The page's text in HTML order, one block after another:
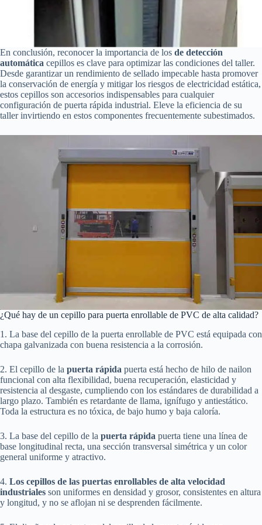
En conclusión, reconocer la importancia de los de detección
automática cepillos es clave para optimizar las condiciones del taller.
Desde garantizar un rendimiento de sellado impecable hasta promover
la conservación de energía y mitigar los riesgos de electricidad estática,
estos cepillos son accesorios indispensables para cualquier
configuración de puerta rápida industrial. Eleve la eficiencia de su
taller invirtiendo en estos componentes frecuentemente subestimados.
¿Qué hay de un cepillo para puerta enrollable de PVC de alta calidad?
1. La base del cepillo de la puerta enrollable de PVC está equipada con
chapa galvanizada con buena resistencia a la corrosión.
2. El cepillo de la puerta rápida puerta está hecho de hilo de nailon
funcional con alta flexibilidad, buena recuperación, elasticidad y
resistencia al desgaste, cumpliendo con los estándares de durabilidad a
largo plazo. También es retardante de llama, ignífugo y antiestático.
Toda la estructura es no tóxica, de bajo humo y baja caloría.
3. La base del cepillo de la puerta rápida puerta tiene una línea de
base longitudinal recta, una sección transversal simétrica y un color
general uniforme y atractivo.
4. Los cepillos de las puertas enrollables de alta velocidad
industriales son uniformes en densidad y grosor, consistentes en altura
y longitud, y no se aflojan ni se desprenden fácilmente.